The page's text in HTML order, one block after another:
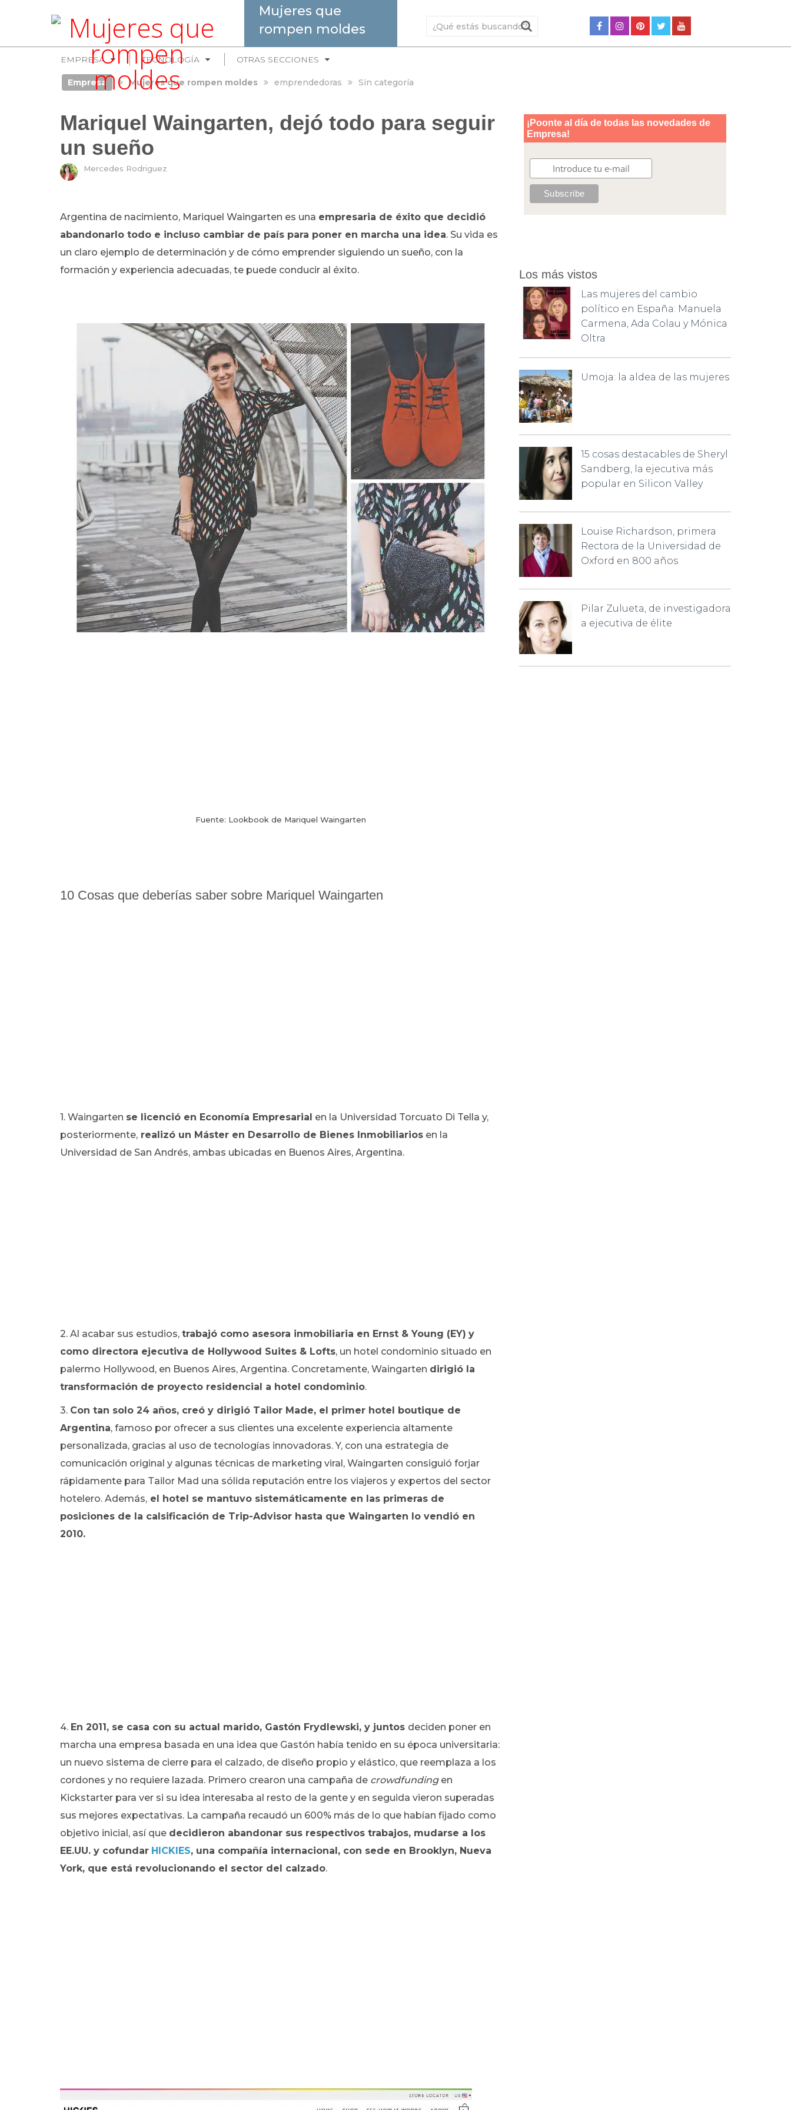
Mujeres que
rompen moldes
EMPRESA TECNOLOGÍA OTRAS SECCIONES
Empresa Mujeres que rompen moldes emprendedoras Sin categoría
Mariquel Waingarten, dejó todo para seguir
un sueño
Mercedes Rodriguez
Argentina de nacimiento, Mariquel Waingarten es una empresaria de éxito que decidió
abandonarlo todo e incluso cambiar de país para poner en marcha una idea. Su vida es
un claro ejemplo de determinación y de cómo emprender siguiendo un sueño, con la
formación y experiencia adecuadas, te puede conducir al éxito.
Fuente: Lookbook de Mariquel Waingarten
10 Cosas que deberías saber sobre Mariquel Waingarten
1. Waingarten se licenció en Economía Empresarial en la Universidad Torcuato Di Tella y,
posteriormente, realizó un Máster en Desarrollo de Bienes Inmobiliarios en la
Universidad de San Andrés, ambas ubicadas en Buenos Aires, Argentina.
2. Al acabar sus estudios, trabajó como asesora inmobiliaria en Ernst & Young (EY) y
como directora ejecutiva de Hollywood Suites & Lofts, un hotel condominio situado en
palermo Hollywood, en Buenos Aires, Argentina. Concretamente, Waingarten dirigió la
transformación de proyecto residencial a hotel condominio.
3. Con tan solo 24 años, creó y dirigió Tailor Made, el primer hotel boutique de
Argentina, famoso por ofrecer a sus clientes una excelente experiencia altamente
personalizada, gracias al uso de tecnologías innovadoras. Y, con una estrategia de
comunicación original y algunas técnicas de marketing viral, Waingarten consiguió forjar
rápidamente para Tailor Mad una sólida reputación entre los viajeros y expertos del sector
hotelero. Además, el hotel se mantuvo sistemáticamente en las primeras de
posiciones de la calsificación de Trip-Advisor hasta que Waingarten lo vendió en
2010.
4. En 2011, se casa con su actual marido, Gastón Frydlewski, y juntos deciden poner en
marcha una empresa basada en una idea que Gastón había tenido en su época universitaria:
un nuevo sistema de cierre para el calzado, de diseño propio y elástico, que reemplaza a los
cordones y no requiere lazada. Primero crearon una campaña de crowdfundingen
Kickstarter para ver si su idea interesaba al resto de la gente y en seguida vieron superadas
sus mejores expectativas. La campaña recaudó un 600% más de lo que habían fijado como
objetivo inicial, así que decidieron abandonar sus respectivos trabajos, mudarse a los
EE.UU. y cofundar HICKIES, una compañía internacional, con sede en Brooklyn, Nueva
York, que está revolucionando el sector del calzado.
Los más vistos
Las mujeres del cambio
político en España: Manuela
Carmena, Ada Colau y Mónica
Oltra
Umoja: la aldea de las mujeres
15 cosas destacables de Sheryl
Sandberg, la ejecutiva más
popular en Silicon Valley
Louise Richardson, primera
Rectora de la Universidad de
Oxford en 800 años
Pilar Zulueta, de investigadora
a ejecutiva de élite